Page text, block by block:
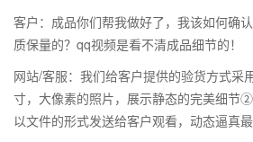
客户：成品你们帮我做好了，我该如何确
质保量的？qq视频是看不清成品细节的！
网站/客服：我们给客户提供的验货方式采
寸，大像素的照片，展示静态的完美细节②
以文件的形式发送给客户观看，动态逼真最